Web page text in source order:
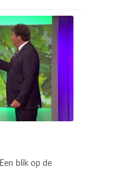
Een blik op de